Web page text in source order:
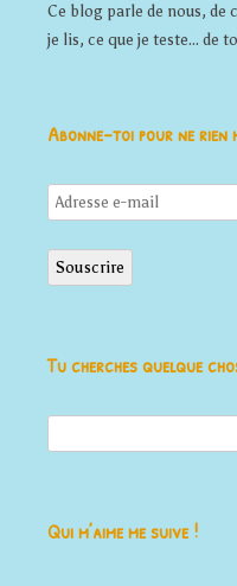
Ce blog parle de nous, de
je lis, ce que je teste... de
Abonne-toi pour ne rien
Adresse
e-
mail
Souscrire
Tu cherches quelque
Qui m’aime me suive !